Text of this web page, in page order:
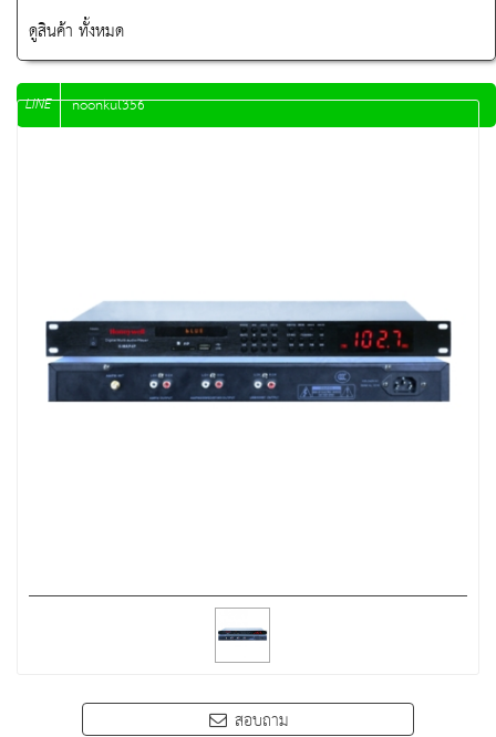
ดูสินค้า ทั้งหมด
LINE noonkul356
สอบถาม